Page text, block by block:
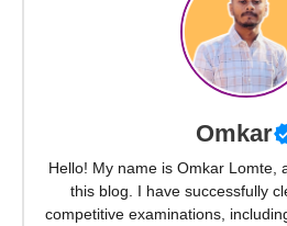
Omkar
Hello! My name is Omkar Lomte,
this blog. I have successfully
competitive examinations,